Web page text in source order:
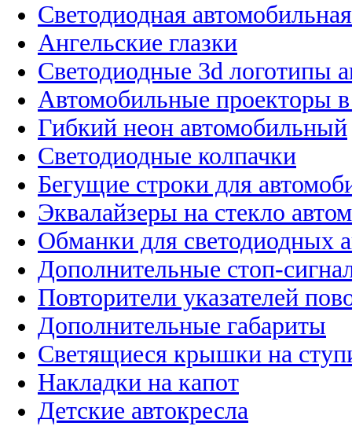
Светодиодная
Ангельские глазки
Светодиодные 3d логотипы
Автомобильные проекторы
Гибкий неон автомобильный
Светодиодные колпачки
Бегущие строки для
Эквалайзеры на стекло
Обманки для светодиодных
Дополнительные стоп-
Повторители указателей
Дополнительные габариты
Светящиеся крышки на
Накладки на капот
Детские автокресла